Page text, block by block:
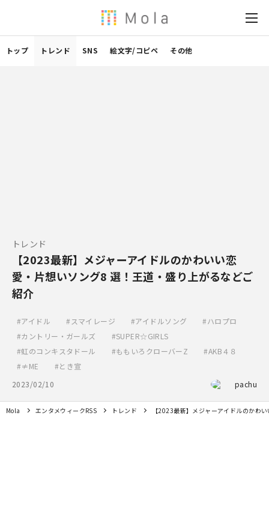
トップ トレンド SNS 絵文字/コピペ その他
トレンド
【2023最新】メジャーアイドルのかわいい恋
愛・片想いソング8 選！王道・盛り上がるなどご
紹介
アイドル スマイレージ アイドルソング
ハロプロ
カントリー・ガールズ
SUPER☆GIRLS
虹のコンキスタドール
ももいろクローバーZ
AKB４８
≠ME
とき宣
2023/02/10
pachu
Mola エンタメウィークRSS トレンド 【2023最新】メジャーアイドルのかわ